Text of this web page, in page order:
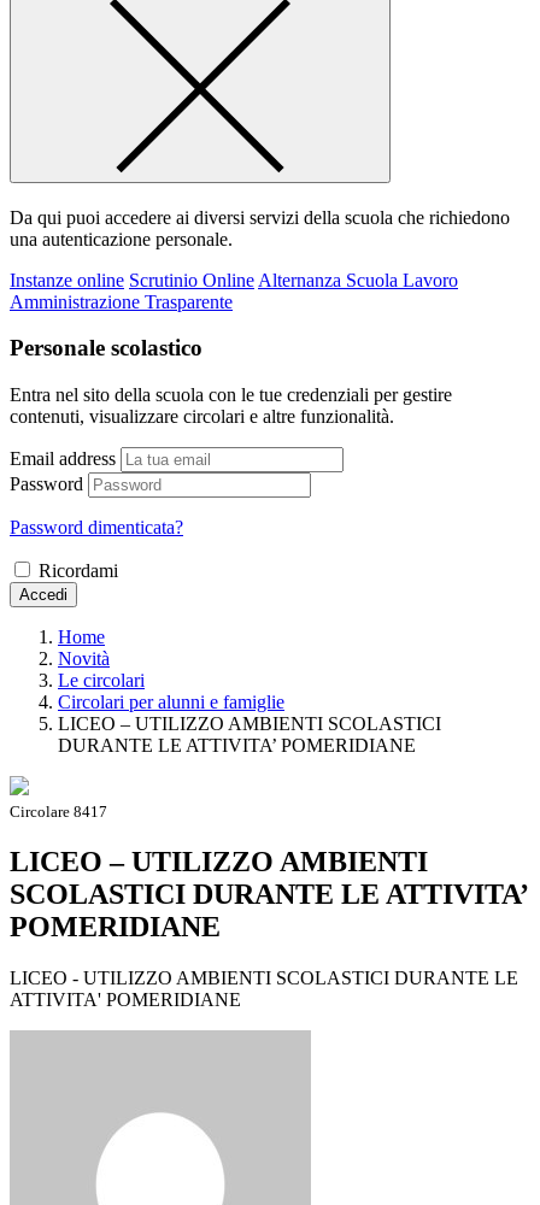
Da qui puoi accedere ai diversi servizi della scuola che richiedono
una autenticazione personale.
Instanze online Scrutinio Online Alternanza Scuola Lavoro
Amministrazione Trasparente
Personale scolastico
Entra nel sito della scuola con le tue credenziali per gestire
contenuti, visualizzare circolari e altre funzionalità.
Email address
Password
Password dimenticata?
Ricordami
Accedi
Home
Novità
Le circolari
Circolari per alunni e famiglie
LICEO – UTILIZZO AMBIENTI SCOLASTICI
DURANTE LE ATTIVITA’ POMERIDIANE
Circolare 8417
LICEO – UTILIZZO AMBIENTI
SCOLASTICI DURANTE LE ATTIVITA’
POMERIDIANE
LICEO - UTILIZZO AMBIENTI SCOLASTICI DURANTE LE
ATTIVITA' POMERIDIANE